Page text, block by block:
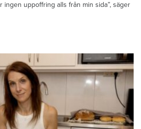
ingen uppoffring alls från min sida”, säger